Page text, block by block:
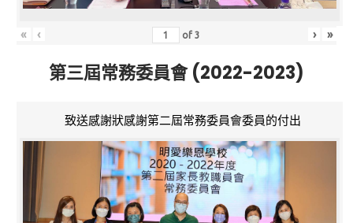
« ‹ of3 › »
第三屆常務委員會 (2022-2023)
致送感謝狀感謝第二屆常務委員會委員的付出